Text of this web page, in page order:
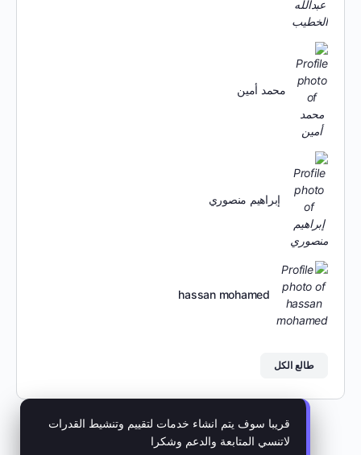
محمد أمين
إبراهيم منصوري
hassan mohamed
طالع الكل
قريبا سوف يتم انشاء خدمات لتقييم وتنشيط القدرات
لاتنسي المتابعة والدعم وشكرا